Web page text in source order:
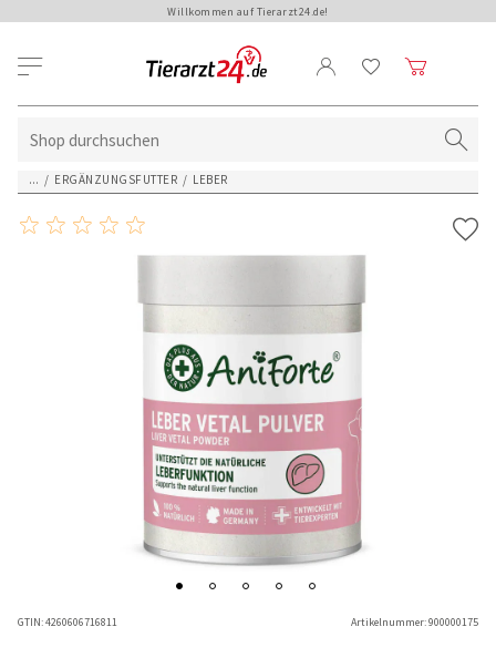
Willkommen auf Tierarzt24.de!
... / ERGÄNZUNGSFUTTER / LEBER
GTIN:4260606716811 Artikelnummer:900000175